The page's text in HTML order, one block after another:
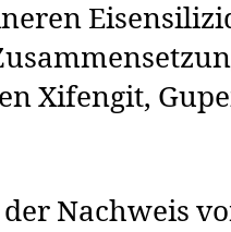
Xifengit,
Nachweis